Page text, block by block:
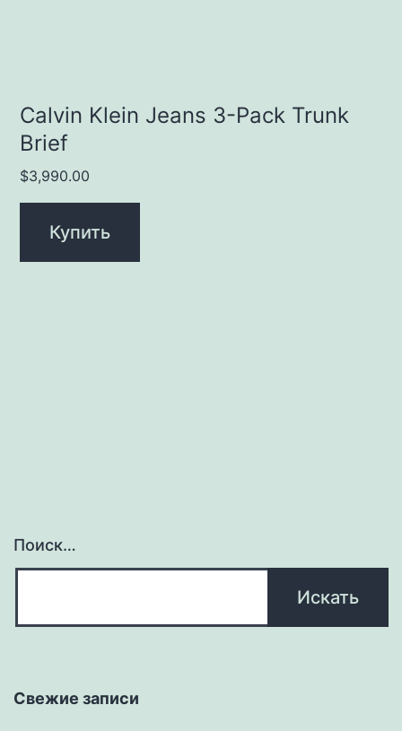
Calvin Klein Jeans 3-Pack Trunk
Brief
$3,990.00
Купить
Поиск…
Свежие записи